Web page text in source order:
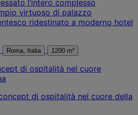
l’intero complesso
virtuoso di palazzo
ridestinato a moderno hotel
Roma, Italia 1200 m²
di ospitalità nel cuore della